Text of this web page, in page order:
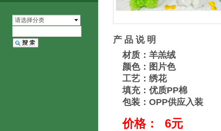
请选择分类
产 品 说 明
材质：羊羔绒
颜色：图片色
工艺：绣花
填充：优质PP棉
包装：OPP供应入装
价格： 6元